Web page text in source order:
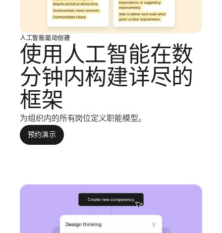
人工智能驱动创建
使用人工智能在数
分钟内构建详尽的
框架
为组织内的所有岗位定义职能模型。
预约演示